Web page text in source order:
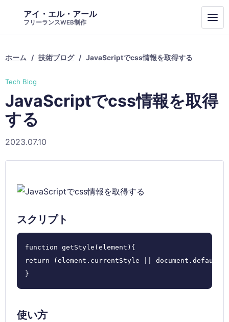
アイ・エル・アール
フリーランスWEB制作
ホーム 技術ブログ JavaScriptでcss情報を取得する
Tech Blog
JavaScriptでcss情報を取得
する
2023.07.10
スクリプト
function getStyle(element){
return (element.currentStyle ||
}
使い方